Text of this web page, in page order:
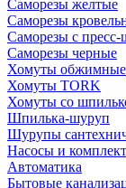
Саморезы желтые
Саморезы
Саморезы с
Саморезы черные
Хомуты обжимные
Хомуты TORK
Хомуты со
Шпилька-шуруп
Шурупы
Насосы и
Автоматика
Бытовые